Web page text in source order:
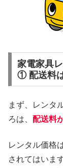
家電家具
① 配送料
まず、レンタ
ろは、 配送料
レンタル価格
されてはいま